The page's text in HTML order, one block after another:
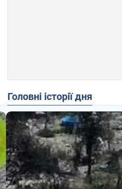
Головні історії дня